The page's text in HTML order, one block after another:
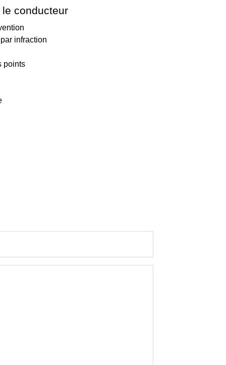
conducteur
infraction
points